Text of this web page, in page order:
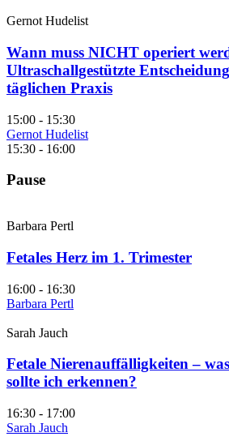
Gernot Hudelist
Wann muss NICHT operiert
Ultraschallgestützte
täglichen Praxis
15:00 - 15:30
Gernot Hudelist
15:30 - 16:00
Pause
Barbara Pertl
Fetales Herz im 1. Trimester
16:00 - 16:30
Barbara Pertl
Sarah Jauch
Fetale Nierenauffälligkeiten –
sollte ich erkennen?
16:30 - 17:00
Sarah Jauch